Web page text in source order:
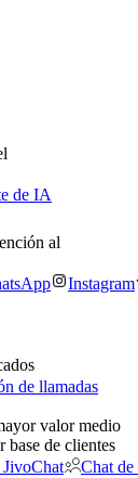
de IA
al
Instagram
de llamadas
valor medio
base de clientes
JivoChat
Chat